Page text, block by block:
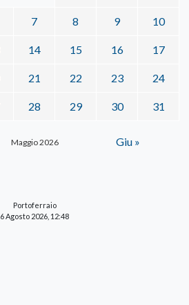
Maggio 2026
7 8 9 10
14 15 16 17
21 22 23 24
28 29 30 31
Giu »
Portoferraio
6 Agosto 2026, 12:48